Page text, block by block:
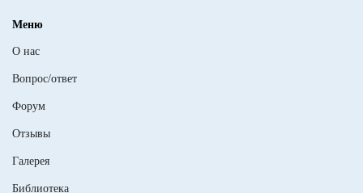
Меню
О нас
Вопрос/ответ
Форум
Отзывы
Галерея
Библиотека